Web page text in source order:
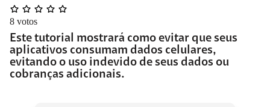
8 votos
Este tutorial mostrará como evitar que seus
aplicativos consumam dados celulares,
evitando o uso indevido de seus dados ou
cobranças adicionais.